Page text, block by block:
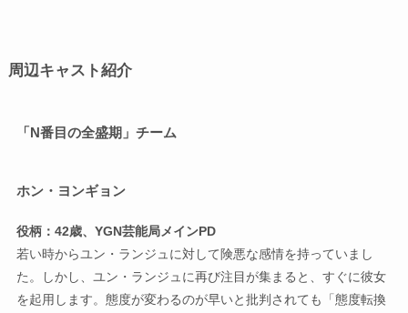
周辺キャスト紹介
「N番目の全盛期」チーム
ホン・ヨンギョン
役柄：42歳、YGN芸能局メインPD
若い時からユン・ランジュに対して険悪な感情を持っていまし
た。しかし、ユン・ランジュに再び注目が集まると、すぐに彼女
を起用します。態度が変わるのが早いと批判されても「態度転換